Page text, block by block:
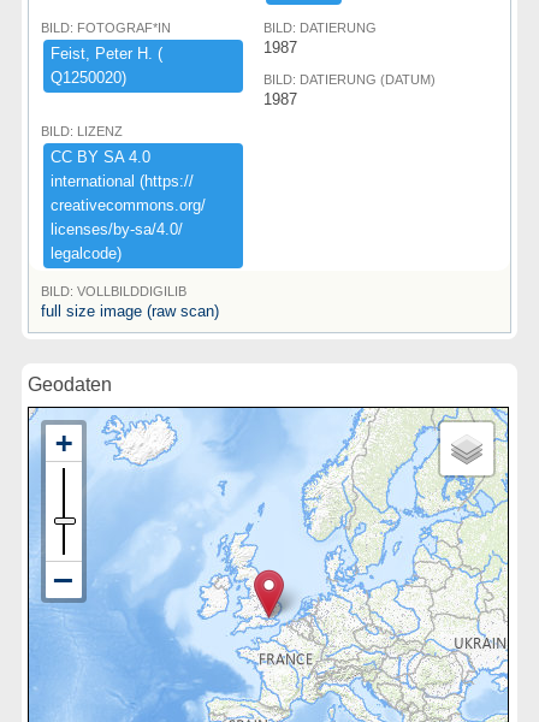
BILD: FOTOGRAF*IN
Feist,​ ​Peter ​H.​ ​(​
Q1250020)​
BILD: DATIERUNG
1987
BILD: DATIERUNG (DATUM)
1987
BILD: LIZENZ
CC ​BY ​SA ​4.​0 ​
international ​(​https:​/​/​
creativecommons.​org/​
licenses/​by-​sa/​4.​0/​
legalcode)​
BILD: VOLLBILDDIGILIB
full size image (raw scan)
Geodaten